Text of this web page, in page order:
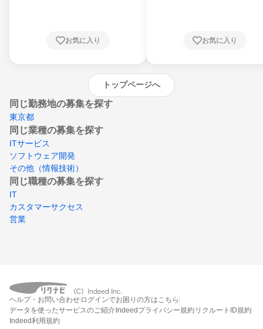
崎県、熊本県、大分県、宮崎県、鹿児島県、
お気に入り お気に入り
トップページへ
同じ勤務地の募集を探す
東京都
同じ業種の募集を探す
ITサービス
ソフトウェア開発
その他（情報技術）
同じ職種の募集を探す
IT
カスタマーサクセス
営業
ヘルプ・お問い合わせ ログインでお困りの方はこちら
データを使ったサービスのご紹介Indeedプライバシー規約 リクルートID規約
Indeed利用規約